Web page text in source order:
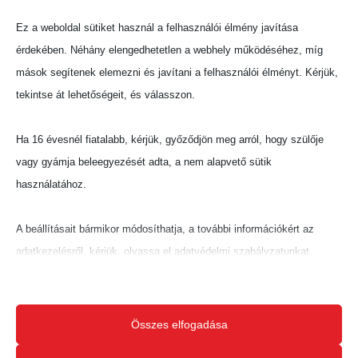
Ez a weboldal sütiket használ a felhasználói élmény javítása
érdekében. Néhány elengedhetetlen a webhely működéséhez, míg
mások segítenek elemezni és javítani a felhasználói élményt. Kérjük,
tekintse át lehetőségeit, és válasszon.
Ha 16 évesnél fiatalabb, kérjük, győződjön meg arról, hogy szülője
vagy gyámja beleegyezését adta, a nem alapvető sütik
használatához.
A beállításait bármikor módosíthatja, a további információkért az
adatkezelésről, kérjük, olvassa el adatvédelmi szabályzatunkat.
Ne feledje, hogy ha bizonyos típusú sütik, vagy szolgáltatások
letiltása mellett dönt, az befolyásolhatja a webhely által nyújtott
Összes elfogadása